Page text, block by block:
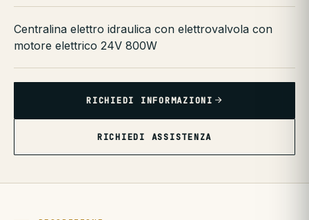
Centralina elettro idraulica con elettrovalvola con
motore elettrico 24V 800W
RICHIEDI INFORMAZIONI
RICHIEDI ASSISTENZA